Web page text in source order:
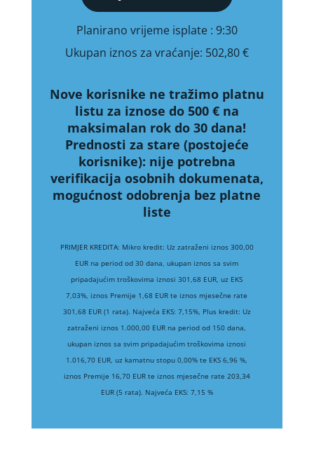
Planirano vrijeme isplate : 9:30
Ukupan iznos za vraćanje: 502,80 €
Nove korisnike ne tražimo platnu
listu za iznose do 500 € na
maksimalan rok do 30 dana!
Prednosti za stare (postojeće
korisnike): nije potrebna
verifikacija osobnih dokumenata,
mogućnost odobrenja bez platne
liste
PRIMJER KREDITA: Mikro kredit: Uz zatraženi iznos 300,00
EUR na period od 30 dana, ukupan iznos sa svim
pripadajućim troškovima iznosi 301,68 EUR, uz EKS
7,03%, iznos Premije 1,68 EUR te iznos mjesečne rate
301,68 EUR (1 rata). Najveća EKS: 7,15%, Plus kredit: Uz
zatraženi iznos 1.000,00 EUR na period od 150 dana,
ukupan iznos sa svim pripadajućim troškovima iznosi
1.016,70 EUR, uz kamatnu stopu 0,00% te EKS 6,96 %,
iznos Premije 16,70 EUR te iznos mjesečne rate 203,34
EUR (5 rata). Najveća EKS: 7,15 %